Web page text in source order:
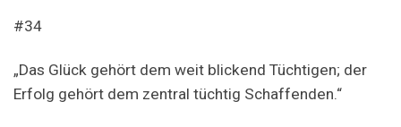
#34
„Das Glück gehört dem weit blickend Tüchtigen; der
Erfolg gehört dem zentral tüchtig Schaffenden.“